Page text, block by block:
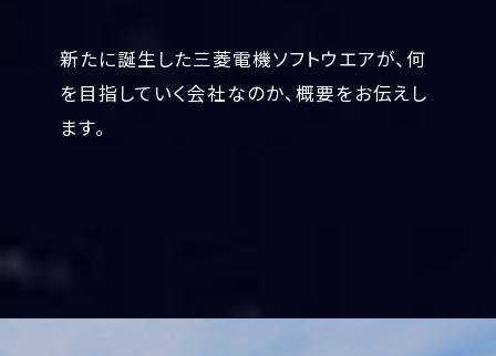
新たに誕生した三菱電機ソフトウエアが、何
を目指していく会社なのか、概要をお伝えし
ます。